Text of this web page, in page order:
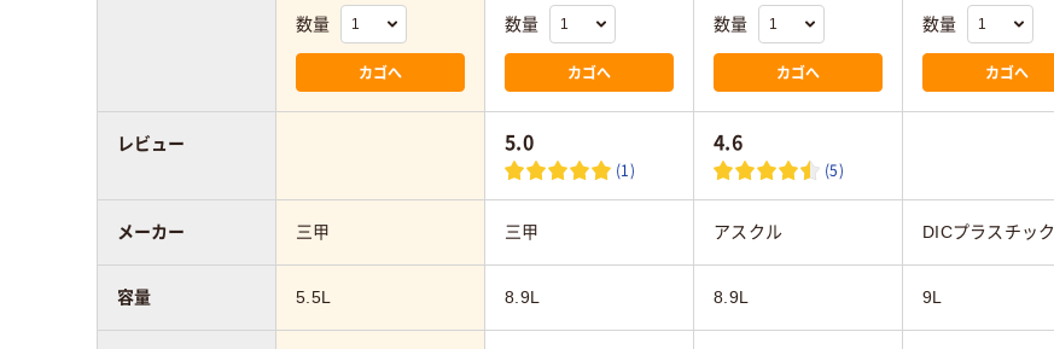
数量
カゴへ
数量
カゴへ
数量
カゴへ
数量
カゴへ
5.0
(1)
4.6
(5)
三甲 三甲 アスクル DICプラスチック
5.5L 8.9L 8.9L 9L
レビュー
メーカー
容量